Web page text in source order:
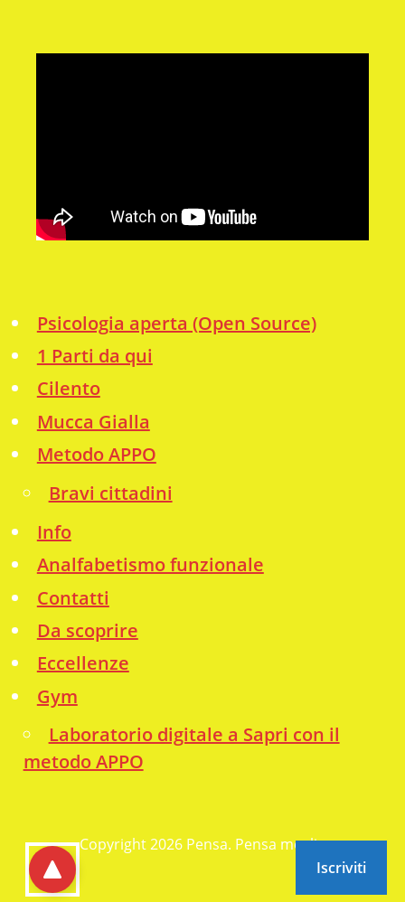
go to top
Psicologia aperta (Open Source)
1 Parti da qui
Cilento
Mucca Gialla
Metodo APPO
Bravi cittadini
Info
Analfabetismo funzionale
Contatti
Da scoprire
Eccellenze
Gym
Laboratorio digitale a Sapri con il
metodo APPO
Copyright 2026 Pensa. Pensa meglio
Iscriviti